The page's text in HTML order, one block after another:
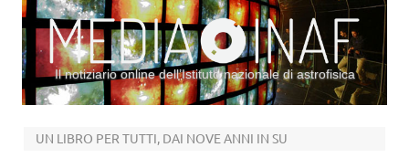
Il notiziario online dell’Istituto nazionale di astrofisica
UN LIBRO PER TUTTI, DAI NOVE ANNI IN SU